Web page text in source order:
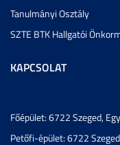
Tanulmányi Osztály
SZTE BTK Hallgatói
KAPCSOLAT
Főépület: 6722 Szeged,
Petőfi-épület: 6722